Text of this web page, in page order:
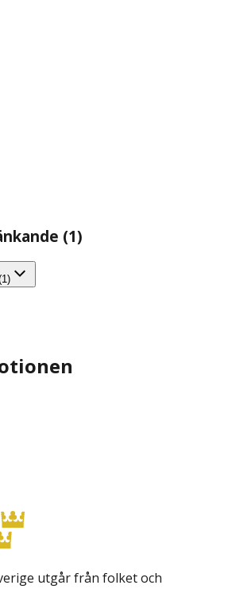
(1)
utgår från folket och